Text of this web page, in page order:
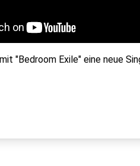
"Bedroom Exile" eine neue